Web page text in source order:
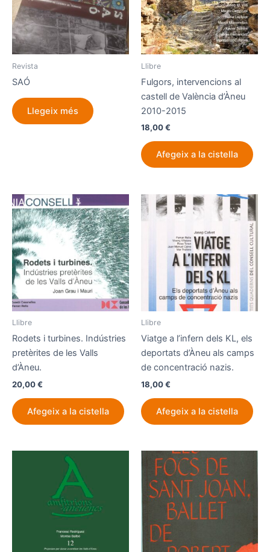
Revista
SAÓ
Llegeix més
Llibre
Fulgors, intervencions al
castell de València d’Àneu
2010-2015
18,00€
Afegeix a la cistella
Llibre
Rodets i turbines. Indústries
pretèrites de les Valls
d’Àneu.
20,00€
Afegeix a la cistella
Llibre
Viatge a l’infern dels KL, els
deportats d’Àneu als camps
de concentració nazis.
18,00€
Afegeix a la cistella